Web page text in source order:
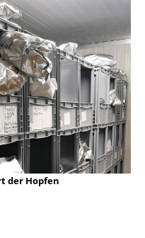
der Hopfen